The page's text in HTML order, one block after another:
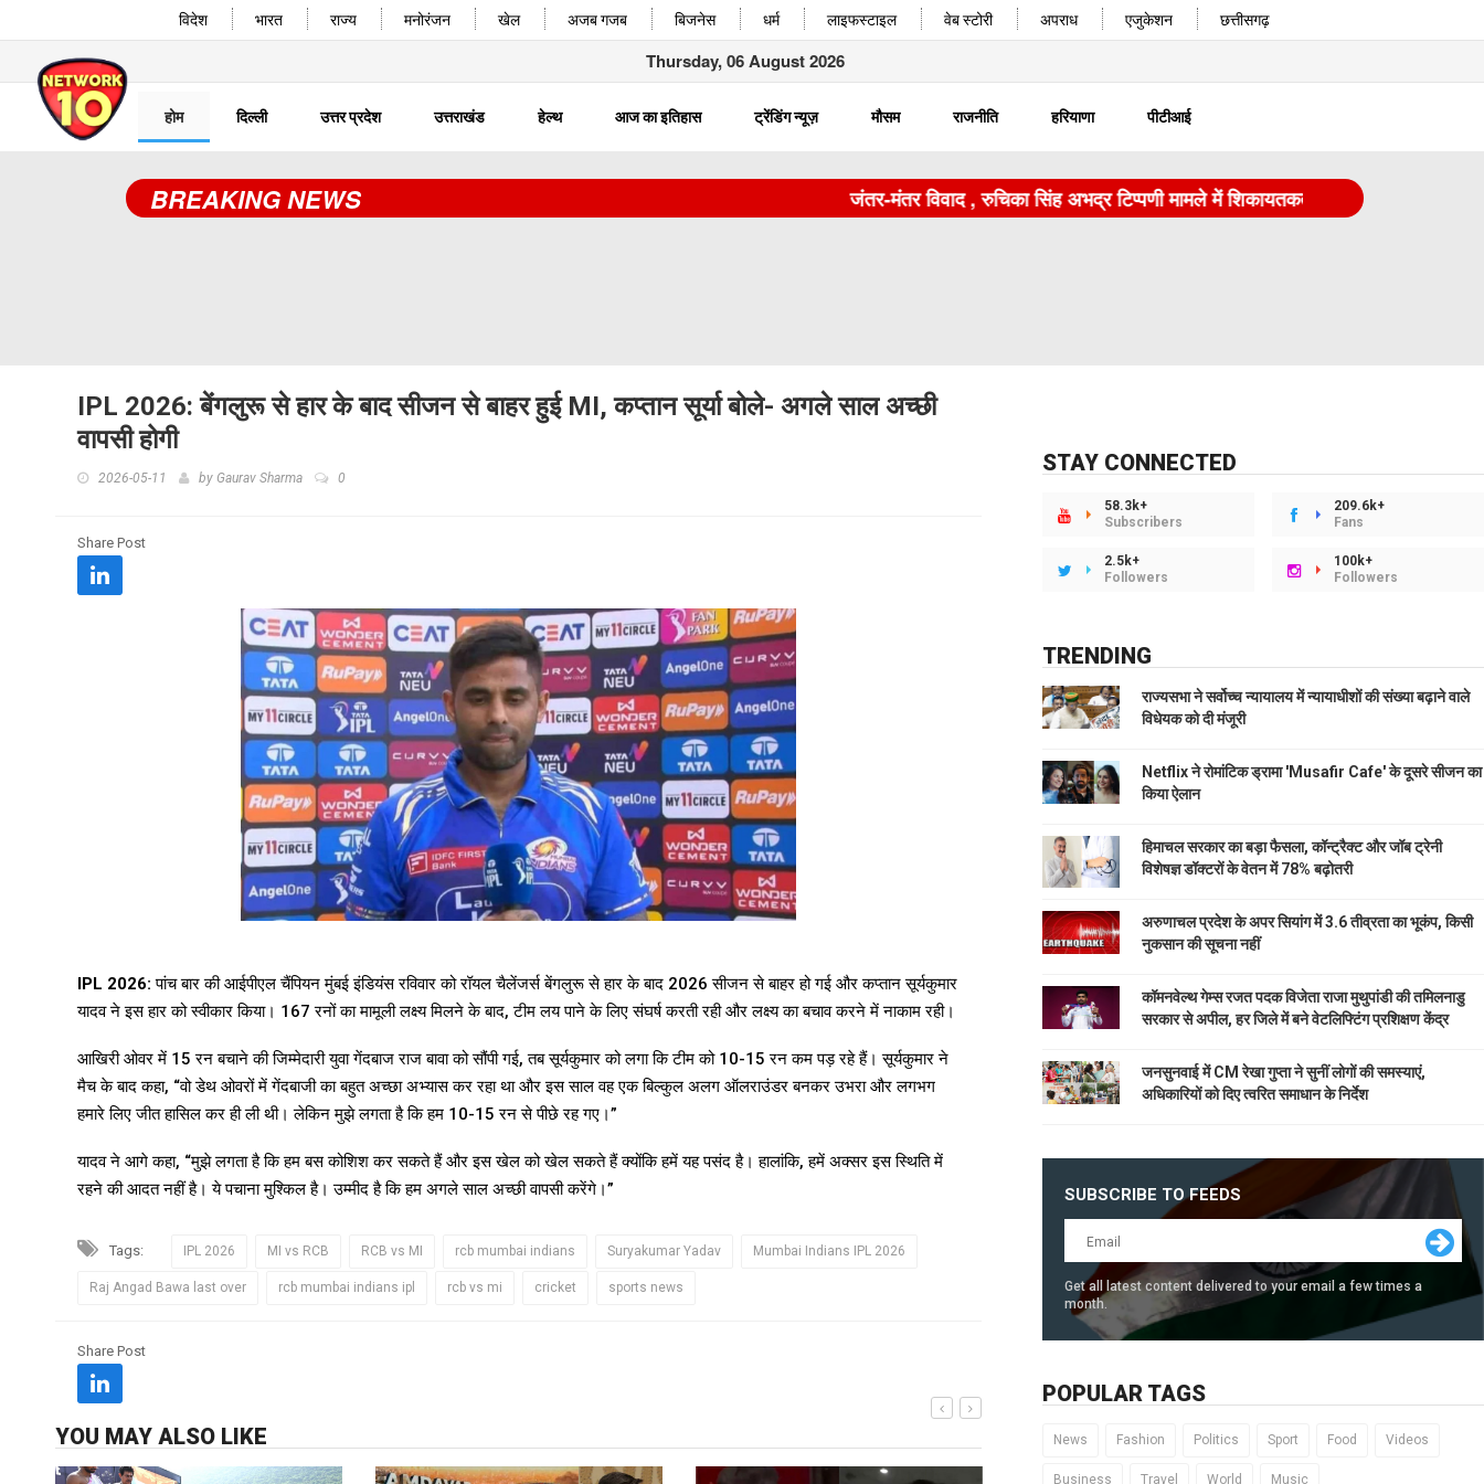
विदेश भारत राज्य मनोरंजन खेल अजब गजब बिजनेस धर्म लाइफस्टाइल वेब स्टोरी अपराध एजुकेशन छत्तीसगढ़
Thursday, 06 August 2026
होम दिल्ली उत्तर प्रदेश उत्तराखंड हेल्थ आज का इतिहास ट्रेंडिंग न्यूज़ मौसम राजनीति हरियाणा पीटीआई
BREAKING NEWS जंतर-मंतर विवाद , रुचिका सिंह अभद्र टिप्पणी मामले में शिकायतकर्ता ने वापस ली शिकायत
IPL 2026: बेंगलुरू से हार के बाद सीजन से बाहर हुई MI, कप्तान सूर्या बोले- अगले साल अच्छी
वापसी होगी
2026-05-11 by Gaurav Sharma 0
Share Post
IPL 2026:पांच बार की आईपीएल चैंपियन मुंबई इंडियंस रविवार को रॉयल चैलेंजर्स बेंगलुरू से हार के बाद 2026 सीजन से बाहर हो गई और कप्तान सूर्यकुमार
यादव ने इस हार को स्वीकार किया। 167 रनों का मामूली लक्ष्य मिलने के बाद, टीम लय पाने के लिए संघर्ष करती रही और लक्ष्य का बचाव करने में नाकाम रही।
आखिरी ओवर में 15 रन बचाने की जिम्मेदारी युवा गेंदबाज राज बावा को सौंपी गई, तब सूर्यकुमार को लगा कि टीम को 10-15 रन कम पड़ रहे हैं। सूर्यकुमार ने
मैच के बाद कहा, “वो डेथ ओवरों में गेंदबाजी का बहुत अच्छा अभ्यास कर रहा था और इस साल वह एक बिल्कुल अलग ऑलराउंडर बनकर उभरा और लगभग
हमारे लिए जीत हासिल कर ही ली थी। लेकिन मुझे लगता है कि हम 10-15 रन से पीछे रह गए।”
यादव ने आगे कहा, “मुझे लगता है कि हम बस कोशिश कर सकते हैं और इस खेल को खेल सकते हैं क्योंकि हमें यह पसंद है। हालांकि, हमें अक्सर इस स्थिति में
रहने की आदत नहीं है। ये पचाना मुश्किल है। उम्मीद है कि हम अगले साल अच्छी वापसी करेंगे।”
Tags: IPL 2026 MI vs RCB RCB vs MI rcb mumbai indians Suryakumar Yadav Mumbai Indians IPL 2026
Raj Angad Bawa last over rcb mumbai indians ipl rcb vs mi cricket sports news
Share Post
YOU MAY ALSO LIKE
STAY CONNECTED
58.3k+
Subscribers
209.6k+
Fans
2.5k+
Followers
100k+
Followers
TRENDING
राज्यसभा ने सर्वोच्च न्यायालय में न्यायाधीशों की संख्या बढ़ाने वाले
विधेयक को दी मंजूरी
Netflix ने रोमांटिक ड्रामा 'Musafir Cafe' के दूसरे सीजन का
किया ऐलान
हिमाचल सरकार का बड़ा फैसला, कॉन्ट्रैक्ट और जॉब ट्रेनी
विशेषज्ञ डॉक्टरों के वेतन में 78% बढ़ोतरी
अरुणाचल प्रदेश के अपर सियांग में 3.6 तीव्रता का भूकंप, किसी
नुकसान की सूचना नहीं
कॉमनवेल्थ गेम्स रजत पदक विजेता राजा मुथुपांडी की तमिलनाडु
सरकार से अपील, हर जिले में बने वेटलिफ्टिंग प्रशिक्षण केंद्र
जनसुनवाई में CM रेखा गुप्ता ने सुनीं लोगों की समस्याएं,
अधिकारियों को दिए त्वरित समाधान के निर्देश
SUBSCRIBE TO FEEDS
Get all latest content delivered to your email a few times a
month.
POPULAR TAGS
News Fashion Politics Sport Food Videos
Business Travel World Music